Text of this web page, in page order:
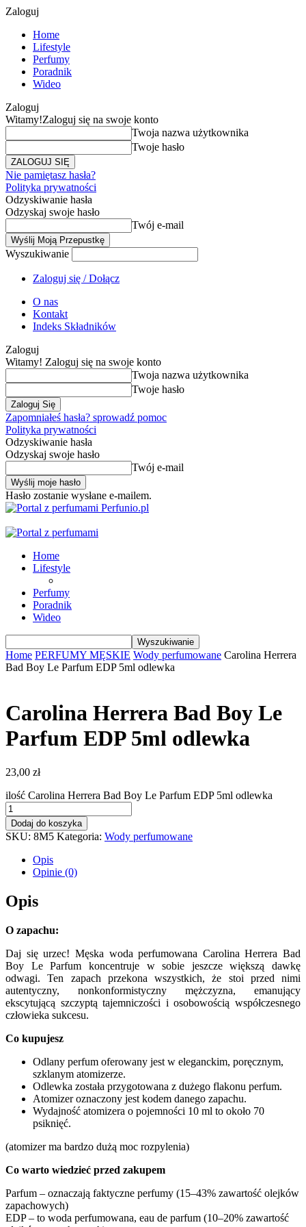
Zaloguj
Home
Lifestyle
Perfumy
Poradnik
Wideo
Zaloguj
Witamy!Zaloguj się na swoje konto
Twoja nazwa użytkownika
Twoje hasło
Nie pamiętasz hasła?
Polityka prywatności
Odzyskiwanie hasła
Odzyskaj swoje hasło
Twój e-mail
Wyszukiwanie
Zaloguj się / Dołącz
O nas
Kontakt
Indeks Składników
Zaloguj
Witamy! Zaloguj się na swoje konto
Twoja nazwa użytkownika
Twoje hasło
Zapomniałeś hasła? sprowadź pomoc
Polityka prywatności
Odzyskiwanie hasła
Odzyskaj swoje hasło
Twój e-mail
Hasło zostanie wysłane e-mailem.
Perfunio.pl
Home
Lifestyle
Perfumy
Poradnik
Wideo
Home PERFUMY MĘSKIE Wody perfumowane Carolina Herrera
Bad Boy Le Parfum EDP 5ml odlewka
Carolina Herrera Bad Boy Le
Parfum EDP 5ml odlewka
23,00 zł
ilość Carolina Herrera Bad Boy Le Parfum EDP 5ml odlewka
Dodaj do koszyka
SKU: 8M5 Kategoria: Wody perfumowane
Opis
Opinie (0)
Opis
O zapachu:
Daj się urzec! Męska woda perfumowana Carolina Herrera Bad
Boy Le Parfum koncentruje w sobie jeszcze większą dawkę
odwagi. Ten zapach przekona wszystkich, że stoi przed nimi
autentyczny, nonkonformistyczny mężczyzna, emanujący
ekscytującą szczyptą tajemniczości i osobowością współczesnego
człowieka sukcesu.
Co kupujesz
Odlany perfum oferowany jest w eleganckim, poręcznym,
szklanym atomizerze.
Odlewka została przygotowana z dużego flakonu perfum.
Atomizer oznaczony jest kodem danego zapachu.
Wydajność atomizera o pojemności 10 ml to około 70
psiknięć.
(atomizer ma bardzo dużą moc rozpylenia)
Co warto wiedzieć przed zakupem
Parfum – oznaczają faktyczne perfumy (15–43% zawartość olejków
zapachowych)
EDP – to woda perfumowana, eau de parfum (10–20% zawartość